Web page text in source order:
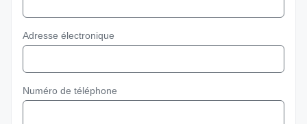
Adresse électronique
Numéro de téléphone